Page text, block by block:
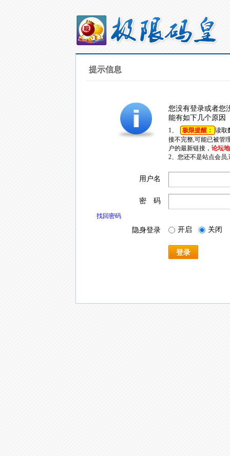
提示信息
您没有登录或者您
能有如下几个原因
1、 极限提醒： 读取
接不完整,可能已被管
户的最新链接， 论坛
2、您还不是站点会员
用户名
密 码
找回密码
隐身登录 开启 关闭
登录